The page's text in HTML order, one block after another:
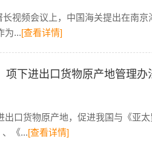
视频会议上，中国海关提出在南
为...[查看详情]
项下进出口货物原产地管理办
口货物原产地，促进我国与《亚
《...[查看详情]